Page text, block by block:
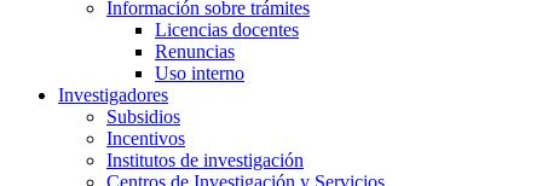
Información sobre trámites
Licencias docentes
Renuncias
Uso interno
Investigadores
Subsidios
Incentivos
Institutos de investigación
Centros de Investigación y Servicios